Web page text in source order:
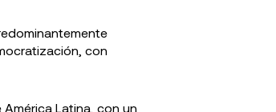
con
Latina, con un